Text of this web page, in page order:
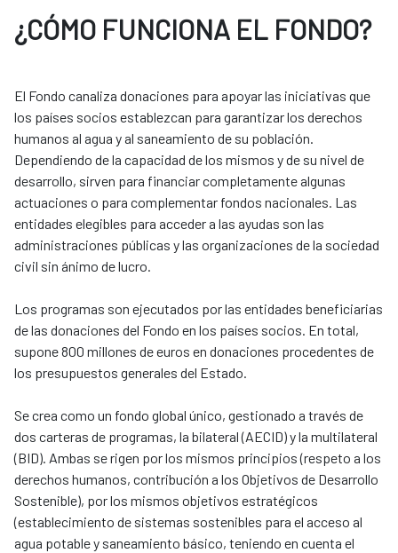
¿CÓMO FUNCIONA EL FONDO?
El Fondo canaliza donaciones para apoyar las iniciativas que
los países socios establezcan para garantizar los derechos
humanos al agua y al saneamiento de su población.
Dependiendo de la capacidad de los mismos y de su nivel de
desarrollo, sirven para financiar completamente algunas
actuaciones o para complementar fondos nacionales. Las
entidades elegibles para acceder a las ayudas son las
administraciones públicas y las organizaciones de la sociedad
civil sin ánimo de lucro.
Los programas son ejecutados por las entidades beneficiarias
de las donaciones del Fondo en los países socios. En total,
supone 800 millones de euros en donaciones procedentes de
los presupuestos generales del Estado.
Se crea como un fondo global único, gestionado a través de
dos carteras de programas, la bilateral (AECID) y la multilateral
(BID). Ambas se rigen por los mismos principios (respeto a los
derechos humanos, contribución a los Objetivos de Desarrollo
Sostenible), por los mismos objetivos estratégicos
(establecimiento de sistemas sostenibles para el acceso al
agua potable y saneamiento básico, teniendo en cuenta el